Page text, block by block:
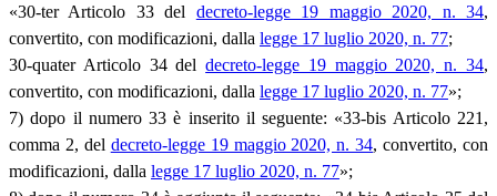
«30-ter Articolo 33 del decreto-legge 19 maggio 2020, n. 34,
convertito, con modificazioni, dalla legge 17 luglio 2020, n. 77;
30-quater Articolo 34 deldecreto-legge 19 maggio 2020, n. 34,
convertito, con modificazioni, dalla legge 17 luglio 2020, n. 77»;
7) dopo il numero 33 è inserito il seguente: «33-bis Articolo 221,
comma 2, del decreto-legge 19 maggio 2020, n. 34, convertito, con
modificazioni, dalla legge 17 luglio 2020, n. 77»;